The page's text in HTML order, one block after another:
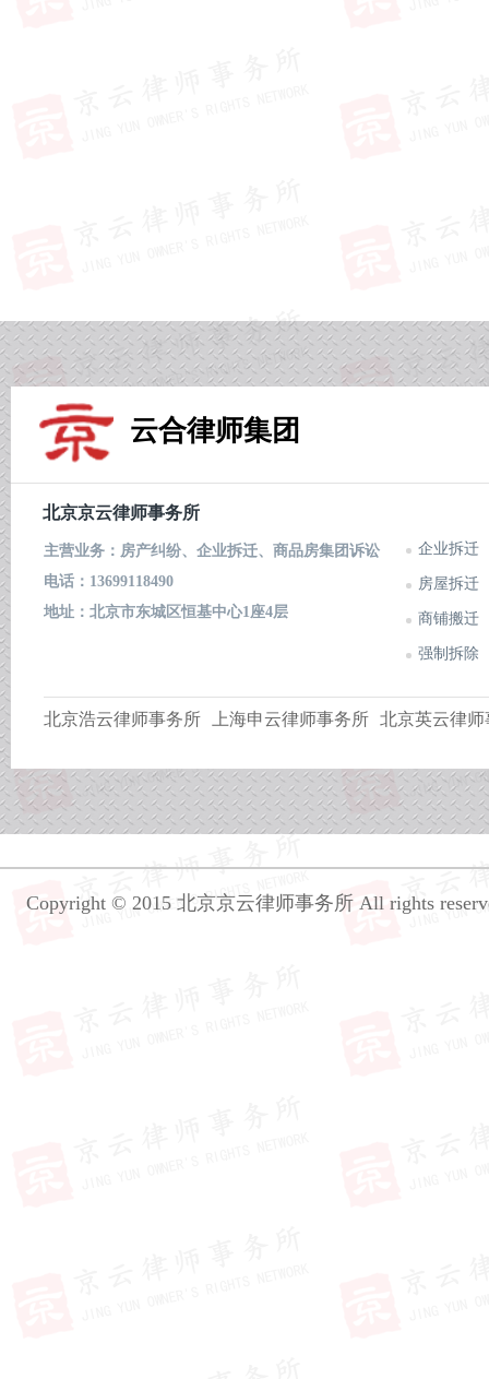
云合律师集团
北京京云律师事务所
主营业务：房产纠纷、企业拆迁、商品房集团诉讼
电话：13699118490
地址：北京市东城区恒基中心1座4层
企业拆迁
房屋拆迁
商铺搬迁
强制拆除
北京浩云律师事务所 上海申云律师事务所 北京英云律师
Copyright © 2015 北京京云律师事务所 All rights